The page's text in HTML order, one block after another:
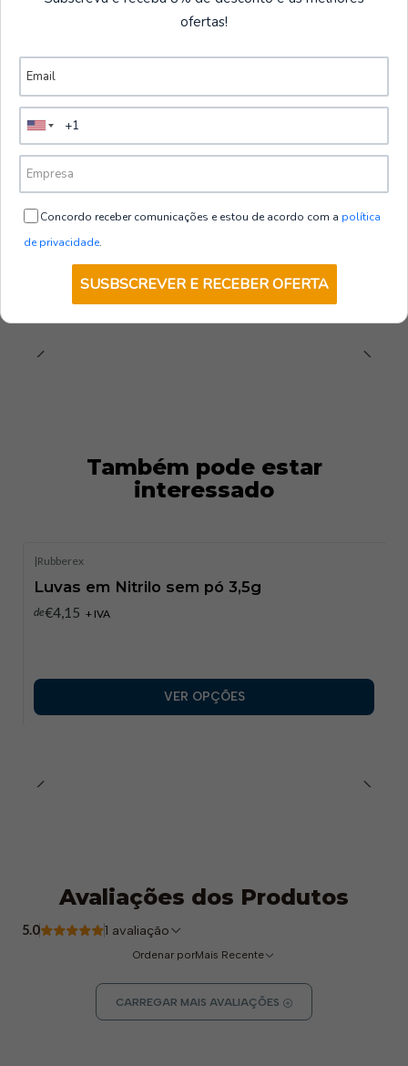
|PAYPER
Fato de Proteção Descartável 56B |
Payper​
VER OPÇÕES
Também pode estar
interessado
|Rubberex
Luvas em Nitrilo sem pó 3,5g
de€4,15 + IVA
VER OPÇÕES
Avaliações dos Produtos
5.0 1 avaliação
Ordenar porMais Recente
CARREGAR MAIS AVALIAÇÕES
ofertas!
Concordo receber comunicações e estou de acordo com a política
de privacidade.
SUSBSCREVER E RECEBER OFERTA